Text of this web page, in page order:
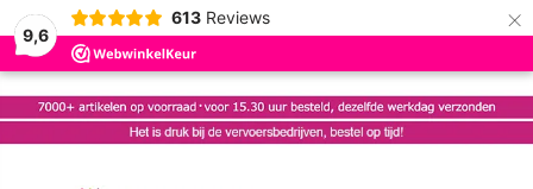
9,6
613 Reviews ×